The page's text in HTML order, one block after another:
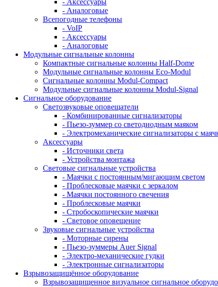
- Аксессуары
- Аналоговые
Всепогодные телефоны
- VoIP
- Аксессуары
- Аналоговые
Модульные сигнальные колонны
Компактные сигнальные колонны Half-Dome
Модульные сигнальные колонны Eco-Modul
Сигнальные колонны Modul-Compact
Модульные сигнальные колонны Modul-Signal
Сигнальное оборудование
Светозвуковые оповещатели
- Комбинированные сигнализаторы
- Пьезо-зуммер со светодиодным маяком
- Электромеханические сигнализаторы с
Аксессуары
- Источники света
- Устройства монтажа
Световые сигнальные устройства
- Маячки с постоянным/мигающим светом
- Проблесковые маячки с зеркалом
- Маячки постоянного свечения
- Проблесковые маячки
- Стробоскопические маячки
- Световое оповещение
Звуковые сигнальные устройства
- Моторные сирены
- Пьезо-зуммеры Auer Signal
- Электро-механические гудки
- Электронные сигнализаторы
Взрывозащищённое оборудование
Взрывозащищенное визуальное сигнальное